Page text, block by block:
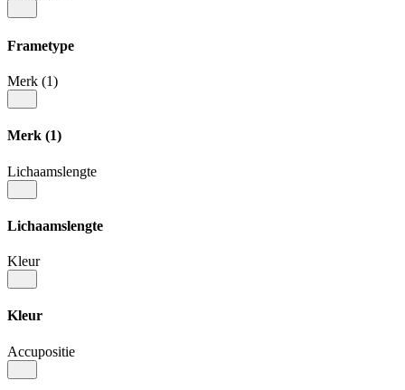
Frametype
Merk (1)
Merk (1)
Lichaamslengte
Lichaamslengte
Kleur
Kleur
Accupositie